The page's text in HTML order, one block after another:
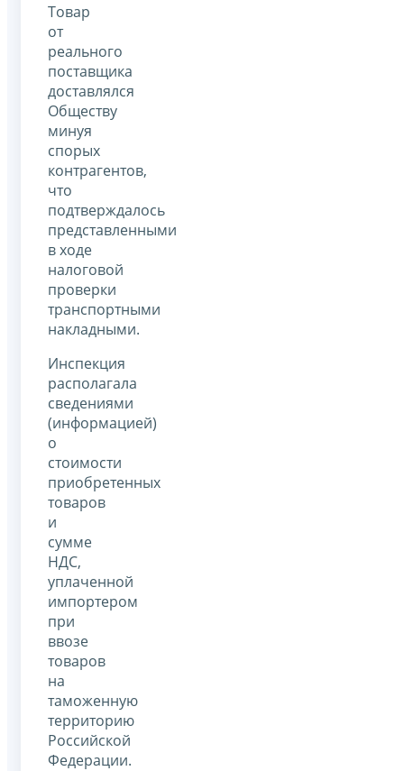
Товар
от
реального
поставщика
доставлялся
Обществу
минуя
спорых
контрагентов,
что
подтверждалось
представленными
в ходе
налоговой
проверки
транспортными
накладными.
Инспекция
располагала
сведениями
(информацией)
о
стоимости
приобретенных
товаров
и
сумме
НДС,
уплаченной
импортером
при
ввозе
товаров
на
таможенную
территорию
Российской
Федерации.